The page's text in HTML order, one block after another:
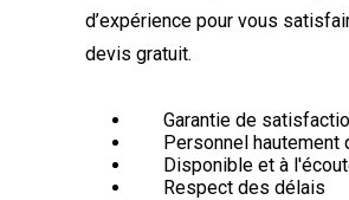
d’expérience pour vous
devis gratuit.
Garantie de
Personnel hautement
Disponible et à
Respect des délais